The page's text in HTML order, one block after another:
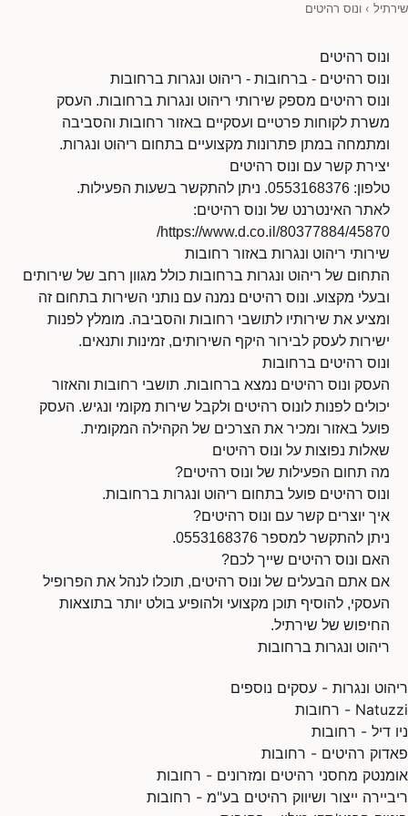
שירתיל › ונוס רהיטים
ונוס רהיטים
ונוס רהיטים - ברחובות - ריהוט ונגרות ברחובות
ונוס רהיטים מספק שירותי ריהוט ונגרות ברחובות. העסק
משרת לקוחות פרטיים ועסקיים באזור רחובות והסביבה
ומתמחה במתן פתרונות מקצועיים בתחום ריהוט ונגרות.
יצירת קשר עם ונוס רהיטים
טלפון: 0553168376. ניתן להתקשר בשעות הפעילות.
לאתר האינטרנט של ונוס רהיטים:
https://www.d.co.il/80377884/45870/
שירותי ריהוט ונגרות באזור רחובות
התחום של ריהוט ונגרות ברחובות כולל מגוון רחב של שירותים
ובעלי מקצוע. ונוס רהיטים נמנה עם נותני השירות בתחום זה
ומציע את שירותיו לתושבי רחובות והסביבה. מומלץ לפנות
ישירות לעסק לבירור היקף השירותים, זמינות ותנאים.
ונוס רהיטים ברחובות
העסק ונוס רהיטים נמצא ברחובות. תושבי רחובות והאזור
יכולים לפנות לונוס רהיטים ולקבל שירות מקומי ונגיש. העסק
פועל באזור ומכיר את הצרכים של הקהילה המקומית.
שאלות נפוצות על ונוס רהיטים
מה תחום הפעילות של ונוס רהיטים?
ונוס רהיטים פועל בתחום ריהוט ונגרות ברחובות.
איך יוצרים קשר עם ונוס רהיטים?
ניתן להתקשר למספר 0553168376.
האם ונוס רהיטים שייך לכם?
אם אתם הבעלים של ונוס רהיטים, תוכלו לנהל את הפרופיל
העסקי, להוסיף תוכן מקצועי ולהופיע בולט יותר בתוצאות
החיפוש של שירתיל.
ריהוט ונגרות ברחובות
ריהוט ונגרות - עסקים נוספים
Natuzzi - רחובות
ניו דיל - רחובות
פאדוק רהיטים - רחובות
אומנטק מחסני רהיטים ומזרונים - רחובות
ריביירה ייצור ושיווק רהיטים בע"מ - רחובות